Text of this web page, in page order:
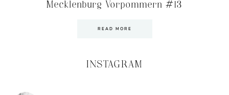
Mecklenburg Vorpommern #13
READ MORE
INSTAGRAM